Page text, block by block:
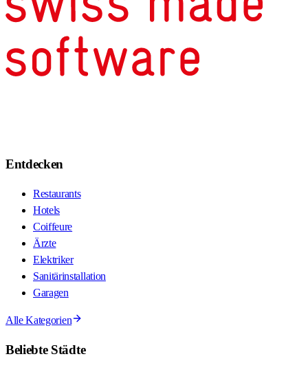
Entdecken
Restaurants
Hotels
Coiffeure
Ärzte
Elektriker
Sanitärinstallation
Garagen
Alle Kategorien
Beliebte Städte